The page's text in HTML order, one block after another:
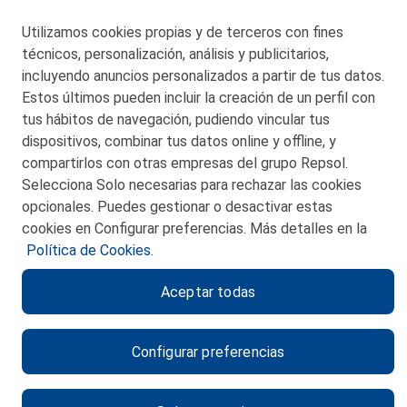
© 2026 Petronor S.A.
CONTACTO
MAPA WEB
POLITICA DE PRIVACIDAD
POLITICA DE COOKIES
CANAL DE ÉTICA
Utilizamos cookies propias y de terceros con fines
técnicos, personalización, análisis y publicitarios,
incluyendo anuncios personalizados a partir de tus datos.
Estos últimos pueden incluir la creación de un perfil con
tus hábitos de navegación, pudiendo vincular tus
dispositivos, combinar tus datos online y offline, y
compartirlos con otras empresas del grupo Repsol.
Selecciona Solo necesarias para rechazar las cookies
opcionales. Puedes gestionar o desactivar estas
cookies en Configurar preferencias. Más detalles en la
Política de Cookies.
Configurar preferencias
Aceptar todas